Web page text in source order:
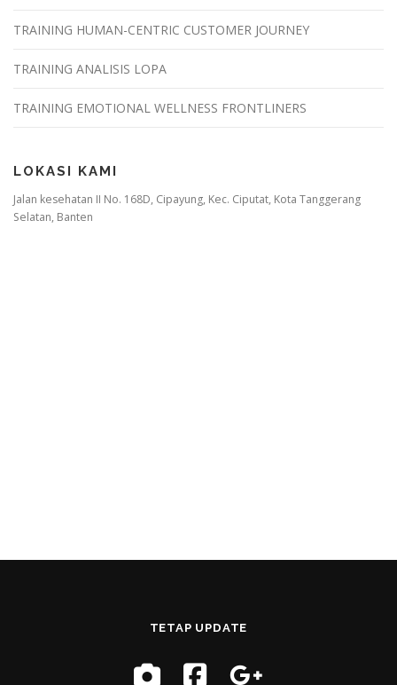
TRAINING HUMAN-CENTRIC CUSTOMER JOURNEY
TRAINING ANALISIS LOPA
TRAINING EMOTIONAL WELLNESS FRONTLINERS
LOKASI KAMI
Jalan kesehatan II No. 168D, Cipayung, Kec. Ciputat, Kota Tanggerang
Selatan, Banten
TETAP UPDATE